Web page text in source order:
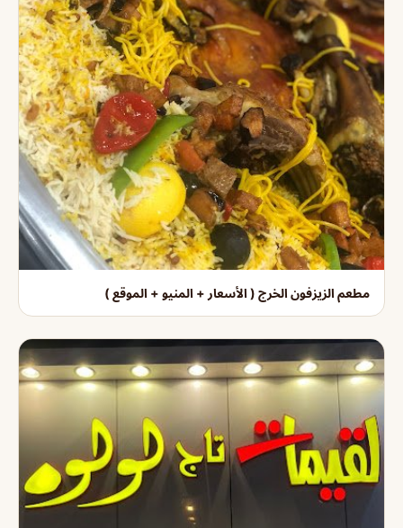
مطعم الزيزفون الخرج ( الأسعار + المنيو + الموقع )